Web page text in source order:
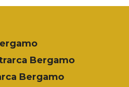
Bergamo
Bergamo